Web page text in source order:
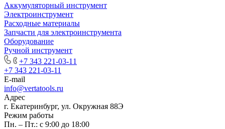
Аккумуляторный инструмент
Электроинструмент
Расходные материалы
Запчасти для электроинструмента
Оборудование
Ручной инструмент
+7 343 221-03-11
+7 343 221-03-11
E-mail
info@vertatools.ru
Адрес
г. Екатеринбург, ул. Окружная 88Э
Режим работы
Пн. – Пт.: с 9:00 до 18:00